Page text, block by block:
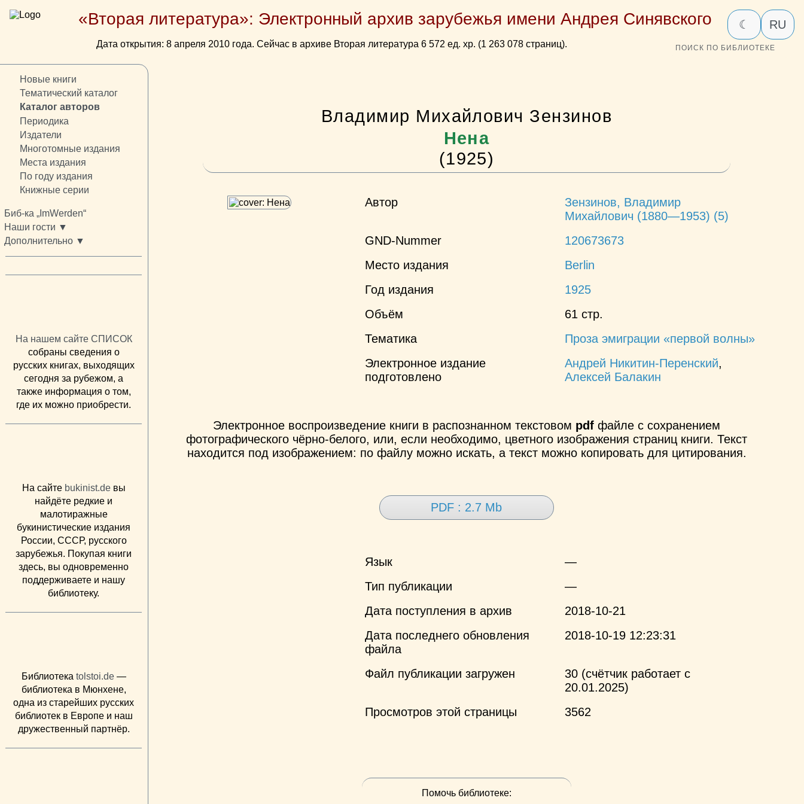
«Вторая литература»: Электронный архив зарубежья имени Андрея Синявского
Дата открытия: 8 апреля 2010 года. Сейчас в архиве Вторая литература 6 572 ед. хр. (1 263 078 страниц).
☾ RU
ПОИСК ПО БИБЛИОТЕКЕ
Новые книги
Тематический каталог
Каталог авторов
Периодика
Издатели
Многотомные издания
Места издания
По году издания
Книжные серии
Биб-ка „ImWerden“
Наши гости ▼
Дополнительно ▼
На нашем сайте СПИСОК
собраны сведения о
русских книгах, выходящих
сегодня за рубежом, а
также информация о том,
где их можно приобрести.
На сайте bukinist.deвы
найдёте редкие и
малотиражные
букинистические издания
России, СССР, русского
зарубежья. Покупая книги
здесь, вы одновременно
поддерживаете и нашу
библиотеку.
Библиотека tolstoi.de—
библиотека в Мюнхене,
одна из старейших русских
библиотек в Европе и наш
дружественный партнёр.
Владимир Михайлович Зензинов
Нена
(1925)
Автор
Зензинов, Владимир
Михайлович (1880—1953) (5)
GND-Nummer
120673673
Место издания
Berlin
Год издания
1925
Объём
61 стр.
Тематика
Проза эмиграции «первой волны»
Электронное издание
подготовлено
Андрей Никитин-Перенский,
Алексей Балакин
Электронное воспроизведение книги в распознанном текстовом pdf файле с сохранением
фотографического чёрно-белого, или, если необходимо, цветного изображения страниц книги. Текст
находится под изображением: по файлу можно искать, а текст можно копировать для цитирования.
PDF : 2.7 Mb
Язык
—
Тип публикации
—
Дата поступления в архив
2018-10-21
Дата последнего обновления
файла
2018-10-19 12:23:31
Файл публикации загружен
30 (счётчик работает с
20.01.2025)
Просмотров этой страницы
3562
Помочь библиотеке: